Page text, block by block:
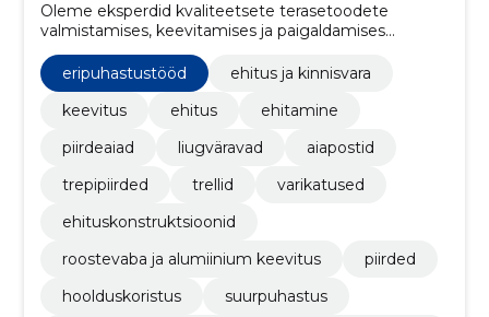
Oleme eksperdid kvaliteetsete terasetoodete
valmistamises, keevitamises ja paigaldamises
vastavalt klientide ainulaadsetele vajadustele.
eripuhastustööd
ehitus ja kinnisvara
keevitus
ehitus
ehitamine
piirdeaiad
liugväravad
aiapostid
trepipiirded
trellid
varikatused
ehituskonstruktsioonid
roostevaba ja alumiinium keevitus
piirded
hoolduskoristus
suurpuhastus